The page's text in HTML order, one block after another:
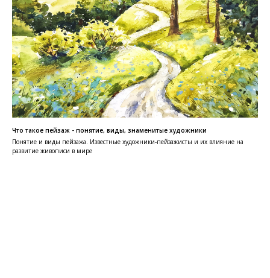
Что такое пейзаж - понятие, виды, знаменитые художники
Понятие и виды пейзажа. Известные художники-пейзажисты и их влияние на
развитие живописи в мире